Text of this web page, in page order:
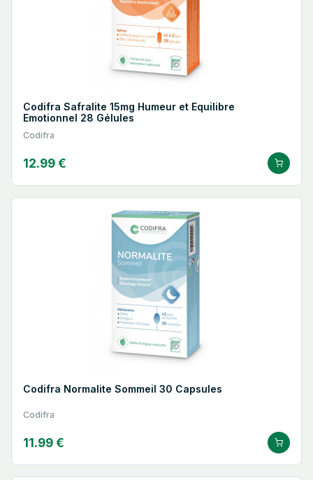
Codifra Safralite 15mg Humeur et Equilibre
Emotionnel 28 Gélules
Codifra
12.99 €
Codifra Normalite Sommeil 30 Capsules
Codifra
11.99 €